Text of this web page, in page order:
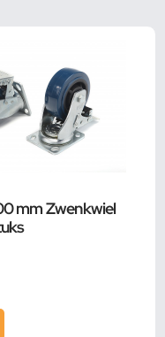
mm Zwenkwiel